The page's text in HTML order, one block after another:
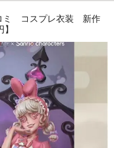
ミ コスプレ衣装 新作